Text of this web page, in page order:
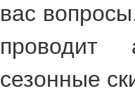
вас
проводит
сезонные